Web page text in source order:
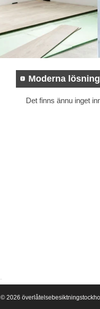
Moderna
Det finns ännu inget
© 2026